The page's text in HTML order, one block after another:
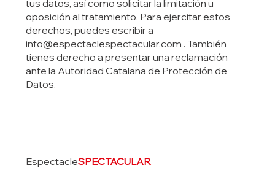
tus datos, así como solicitar la limitación u
oposición al tratamiento. Para ejercitar estos
derechos, puedes escribir a
info@espectaclespectacular.com . También
tienes derecho a presentar una reclamación
ante la Autoridad Catalana de Protección de
Datos.
EspectacleSPECTACULAR